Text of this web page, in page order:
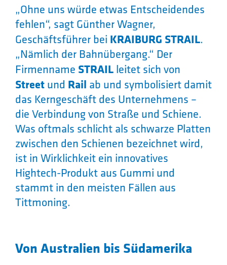
„Ohne uns würde etwas Entscheidendes
fehlen“, sagt Günther Wagner,
Geschäftsführer bei KRAIBURG STRAIL.
„Nämlich der Bahnübergang.“ Der
Firmenname STRAILleitet sich von
Streetund Rail ab und symbolisiert damit
das Kerngeschäft des Unternehmens –
die Verbindung von Straße und Schiene.
Was oftmals schlicht als schwarze Platten
zwischen den Schienen bezeichnet wird,
ist in Wirklichkeit ein innovatives
Hightech-Produkt aus Gummi und
stammt in den meisten Fällen aus
Tittmoning.
Von Australien bis Südamerika